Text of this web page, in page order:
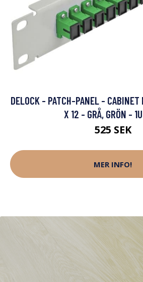
DELOCK - PATCH-PANEL - CABINET
X 12 - GRÅ, GRÖN -
525 SEK
MER INFO!